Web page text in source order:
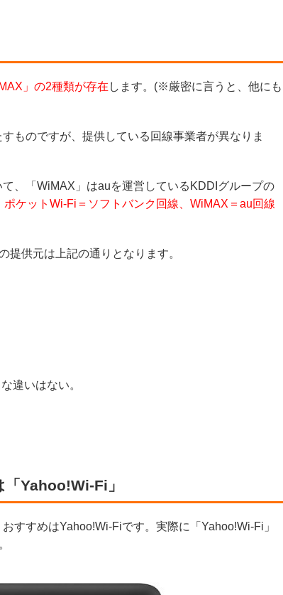
」の2種類が存在 します。(※厳密に言うと、他にも
ものですが、提供している回線事業者が異なりま
、「WiMAX」はauを運営しているKDDIグループの
ポケットWi-Fi＝ソフトバンク回線、WiMAX＝au回線
提供元は上記の通りとなります。
違いはない。
Yahoo!Wi-Fi」
すすめはYahoo!Wi-Fiです。実際に「Yahoo!Wi-Fi」